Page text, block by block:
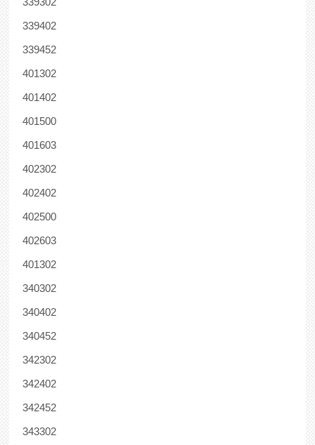
339402
339452
401302
401402
401500
401603
402302
402402
402500
402603
401302
340302
340402
340452
342302
342402
342452
343302